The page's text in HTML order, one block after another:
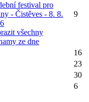
festival pro
- Čistěves - 8. 8.
všechny
ze dne
9
16
23
30
6